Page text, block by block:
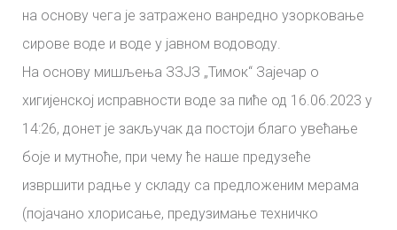
на основу чега је затражено ванредно узорковање
сирове воде и воде у јавном водоводу.
На основу мишљења ЗЗЈЗ „Тимок“ Зајечар о
хигијенској исправности воде за пиће од 16.06.2023 у
14:26, донет је закључак да постоји благо увећање
боје и мутноће, при чему ће наше предузеће
извршити радње у складу са предложеним мерама
(појачано хлорисање, предузимање техничко